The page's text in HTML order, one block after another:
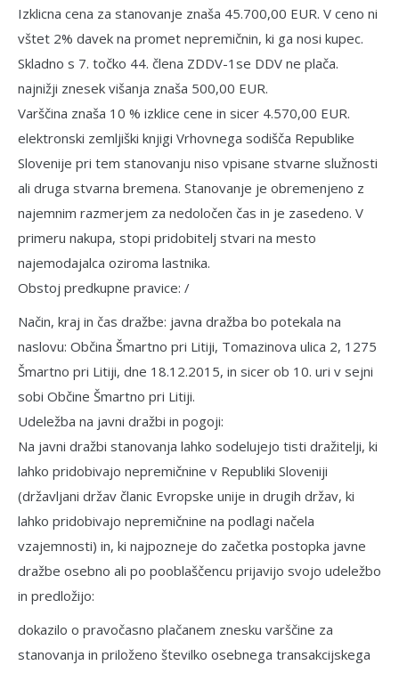
Izklicna cena za stanovanje znaša 45.700,00 EUR. V ceno ni
vštet 2% davek na promet nepremičnin, ki ga nosi kupec.
Skladno s 7. točko 44. člena ZDDV-1se DDV ne plača.
najnižji znesek višanja znaša 500,00 EUR.
Varščina znaša 10 % izklice cene in sicer 4.570,00 EUR.
elektronski zemljiški knjigi Vrhovne­ga sodišča Republike
Slovenije pri tem stanovanju niso vpisane stvarne služnosti
ali druga stvarna bremena. Stanovanje je obremenjeno z
najemnim razmerjem za nedoločen čas in je zasedeno. V
primeru nakupa, stopi pridobitelj stvari na mesto
najemodajalca oziroma lastnika.
Obstoj predkupne pravice: /
Način, kraj in čas dražbe: javna draž­ba bo potekala na
naslovu: Občina Šmartno pri Litiji, Tomazinova ulica 2, 1275
Šmartno pri Litiji, dne 18.12.2015, in sicer ob 10. uri v sejni
sobi Občine Šmartno pri Litiji.
Udeležba na javni dražbi in pogoji:
Na javni dražbi stanovanja lahko sode­lujejo tisti dražitelji, ki
lahko pridobivajo ne­premičnine v Republiki Sloveniji
(državljani držav članic Evropske unije in drugih držav, ki
lahko pridobivajo nepremičnine na podla­gi načela
vzajemnosti) in, ki najpozneje do začetka postopka javne
dražbe osebno ali po pooblaščencu prijavijo svojo udeležbo
in predložijo:
dokazilo o pravočasno plačanem zne­sku varščine za
stanovanja in priloženo šte­vilko osebnega transakcijskega